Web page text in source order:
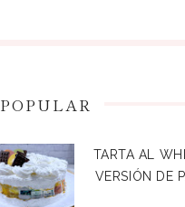
POPULAR
TARTA AL
VERSIÓN DE